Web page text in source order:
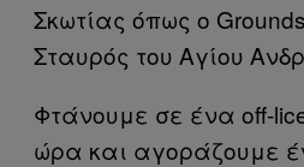
Σκωτίας όπως ο
Σταυρός του Αγίου
Φτάνουμε σε ένα off-
ώρα και αγοράζουμε